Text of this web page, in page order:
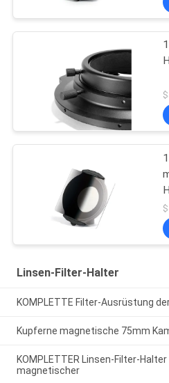
Linsen-Filter-Halter
KOMPLETTE Filter-Ausrüstung
Kupferne magnetische 75mm
KOMPLETTER Linsen-Filter-
magnetischer